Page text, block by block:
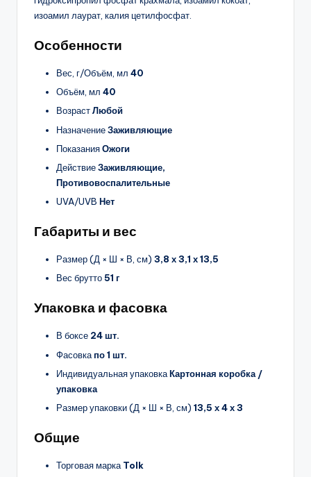
изоамил лаурат, калия цетилфосфат.
Особенности
Вес, г/Объём, мл 40
Объём, мл 40
ВозрастЛюбой
НазначениеЗаживляющие
ПоказанияОжоги
ДействиеЗаживляющие,
Противовоспалительные
UVA/UVB Нет
Габариты и вес
Размер (Д × Ш × В, см) 3,8 х 3,1 х 13,5
Вес брутто51 г
Упаковка и фасовка
В боксе 24 шт.
Фасовкапо 1 шт.
Индивидуальная упаковкаКартонная коробка /
упаковка
Размер упаковки (Д × Ш × В, см) 13,5 х 4 х 3
Общие
Торговая марка Tolk